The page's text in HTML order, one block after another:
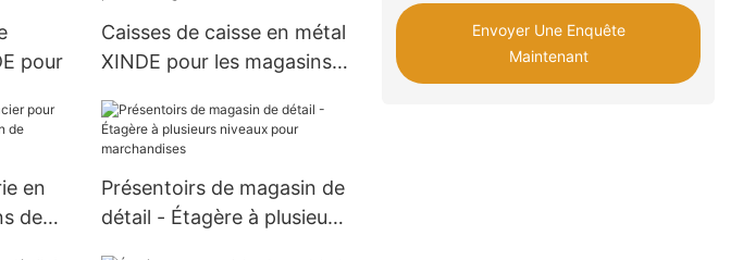
pour
Caisses de caisse en métal
XINDE pour les magasins
en
de
Présentoirs de magasin de
détail - Étagère à plusieurs
Envoyer Une Enquête
Maintenant